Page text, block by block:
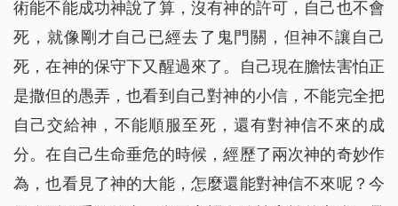
術能不能成功神說了算，沒有神的許可，自己也不會
死，就像剛才自己已經去了鬼門關，但神不讓自己
死，在神的保守下又醒過來了。自己現在膽怯害怕正
是撒但的愚弄，也看到自己對神的小信，不能完全把
自己交給神，不能順服至死，還有對神信不來的成
分。在自己生命垂危的時候，經歷了兩次神的奇妙作
為，也看見了神的大能，怎麼還能對神信不來呢？今